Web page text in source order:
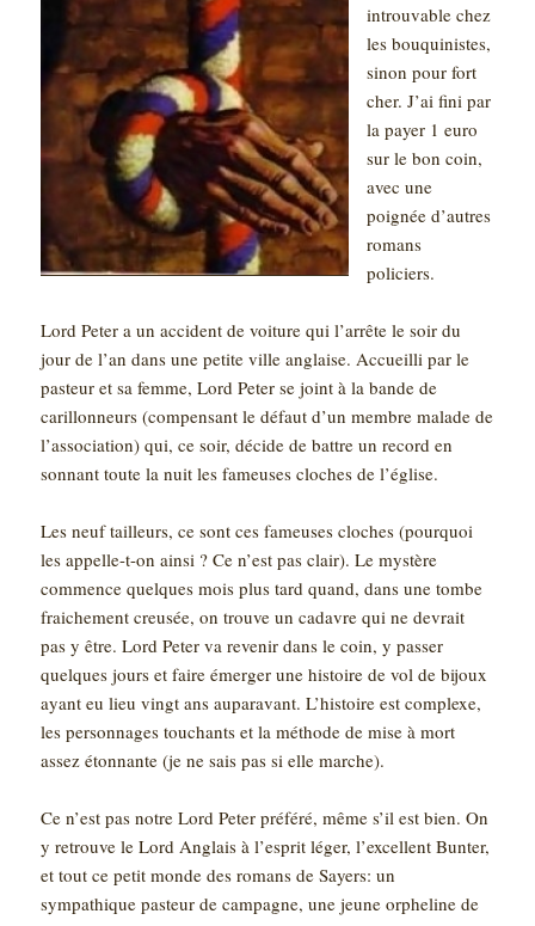
introuvable chez
les bouquinistes,
sinon pour fort
cher. J’ai fini par
la payer 1 euro
sur le bon coin,
avec une
poignée d’autres
romans
policiers.
Lord Peter a un accident de voiture qui l’arrête le soir du
jour de l’an dans une petite ville anglaise. Accueilli par le
pasteur et sa femme, Lord Peter se joint à la bande de
carillonneurs (compensant le défaut d’un membre malade de
l’association) qui, ce soir, décide de battre un record en
sonnant toute la nuit les fameuses cloches de l’église.
Les neuf tailleurs, ce sont ces fameuses cloches (pourquoi
les appelle-t-on ainsi ? Ce n’est pas clair). Le mystère
commence quelques mois plus tard quand, dans une tombe
fraichement creusée, on trouve un cadavre qui ne devrait
pas y être. Lord Peter va revenir dans le coin, y passer
quelques jours et faire émerger une histoire de vol de bijoux
ayant eu lieu vingt ans auparavant. L’histoire est complexe,
les personnages touchants et la méthode de mise à mort
assez étonnante (je ne sais pas si elle marche).
Ce n’est pas notre Lord Peter préféré, même s’il est bien. On
y retrouve le Lord Anglais à l’esprit léger, l’excellent Bunter,
et tout ce petit monde des romans de Sayers: un
sympathique pasteur de campagne, une jeune orpheline de